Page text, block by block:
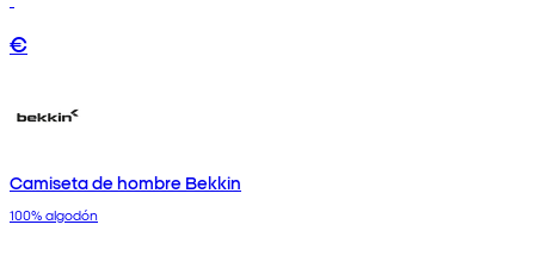
€
Camiseta de hombre Bekkin
100% algodón